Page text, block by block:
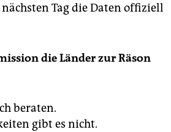
Tag die Daten offiziell
die Länder zur Räson
beraten.
gibt es nicht.